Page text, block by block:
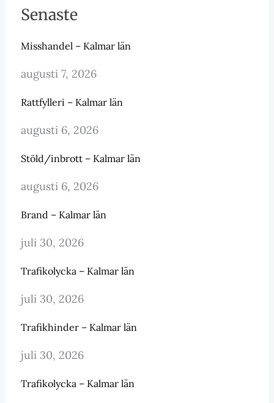
Senaste
Misshandel – Kalmar län
augusti 7, 2026
Rattfylleri – Kalmar län
augusti 6, 2026
Stöld/inbrott – Kalmar län
augusti 6, 2026
Brand – Kalmar län
juli 30, 2026
Trafikolycka – Kalmar län
juli 30, 2026
Trafikhinder – Kalmar län
juli 30, 2026
Trafikolycka – Kalmar län